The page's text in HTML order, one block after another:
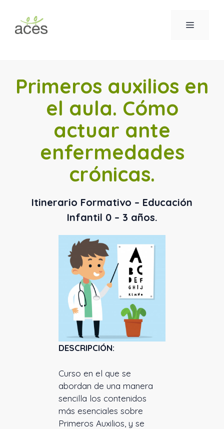
contenido
MENÚ
Primeros auxilios en
el aula. Cómo
actuar ante
enfermedades
crónicas.
Itinerario Formativo – Educación
Infantil 0 – 3 años.
DESCRIPCIÓN:
Curso en el que se
abordan de una manera
sencilla los contenidos
más esenciales sobre
Primeros Auxilios, y se